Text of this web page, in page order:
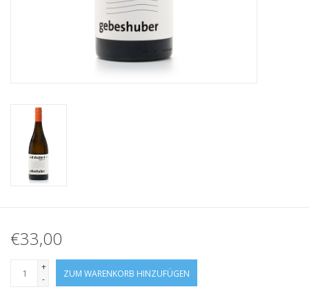
€33,00
+
-
ZUM WARENKORB HINZUFÜGEN